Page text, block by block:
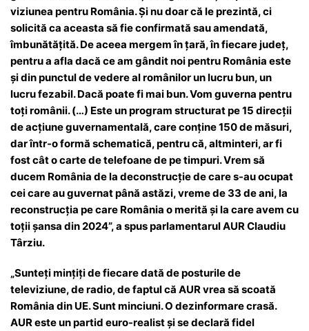
viziunea pentru România. Și nu doar că le prezintă, ci
solicită ca aceasta să fie confirmată sau amendată,
îmbunătățită. De aceea mergem în țară, în fiecare județ,
pentru a afla dacă ce am gândit noi pentru România este
și din punctul de vedere al românilor un lucru bun, un
lucru fezabil. Dacă poate fi mai bun. Vom guverna pentru
toți românii. (…) Este un program structurat pe 15 direcții
de acțiune guvernamentală, care conține 150 de măsuri,
dar într-o formă schematică, pentru că, altminteri, ar fi
fost cât o carte de telefoane de pe timpuri. Vrem să
ducem România de la deconstrucție de care s-au ocupat
cei care au guvernat până astăzi, vreme de 33 de ani, la
reconstrucția pe care România o merită și la care avem cu
toții șansa din 2024”, a spus parlamentarul AUR Claudiu
Târziu.
„Sunteți mințiți de fiecare dată de posturile de
televiziune, de radio, de faptul că AUR vrea să scoată
România din UE. Sunt minciuni. O dezinformare crasă.
AUR este un partid euro-realist și se declară fidel